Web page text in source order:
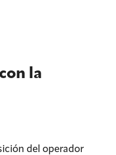
la
del operador